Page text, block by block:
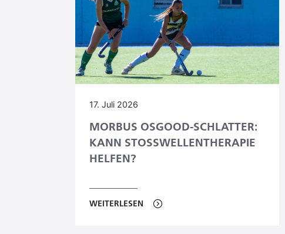
17. Juli 2026
MORBUS OSGOOD-SCHLATTER:
KANN STOSSWELLENTHERAPIE H
ELFEN?
WEITERLESEN